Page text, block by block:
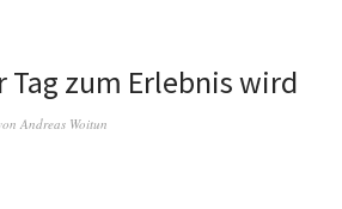
Tag zum Erlebnis wird
Andreas Woitun